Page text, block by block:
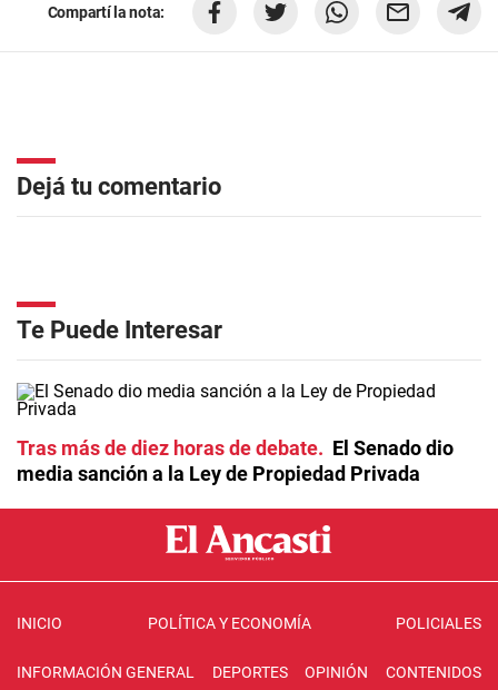
Compartí la nota:
Dejá tu comentario
Te Puede Interesar
Tras más de diez horas de debate
El Senado dio
media sanción a la Ley de Propiedad Privada
INICIO POLÍTICA Y ECONOMÍA POLICIALES
INFORMACIÓN GENERAL DEPORTES OPINIÓN CONTENIDOS